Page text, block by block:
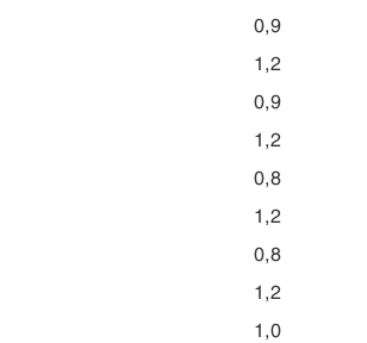
0,9
1,2
0,9
1,2
0,8
1,2
0,8
1,2
1,0